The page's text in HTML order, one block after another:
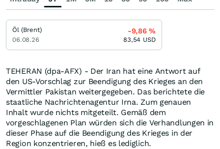
TEHERAN (dpa-AFX) - Der Iran hat eine Antwort auf
den US-Vorschlag zur Beendigung des Krieges an den
Vermittler Pakistan weitergegeben. Das berichtete die
staatliche Nachrichtenagentur Irna. Zum genauen
Inhalt wurde nichts mitgeteilt. Gemäß dem
vorgeschlagenen Plan würden sich die Verhandlungen in
dieser Phase auf die Beendigung des Krieges in der
Region konzentrieren, hieß es lediglich.
Öl (Brent)
06.08.26
-9,86%
83,54 USD